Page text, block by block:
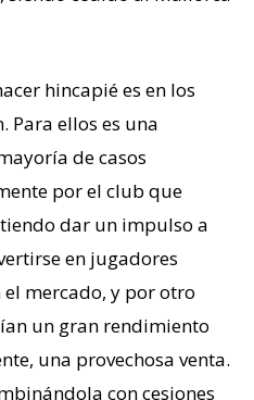
hincapié es en los
Para ellos es una
de casos
por el club que
dar un impulso a
en jugadores
mercado, y por otro
un gran rendimiento
una provechosa venta.
con cesiones